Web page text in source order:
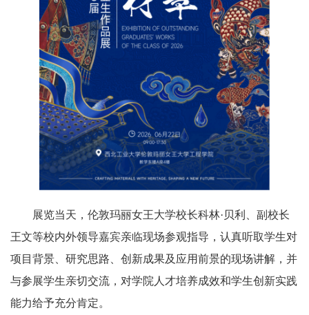
展览当天，伦敦玛丽女王大学校长科林·贝利、副校长
王文等校内外领导嘉宾亲临现场参观指导，认真听取学生对
项目背景、研究思路、创新成果及应用前景的现场讲解，并
与参展学生亲切交流，对学院人才培养成效和学生创新实践
能力给予充分肯定。